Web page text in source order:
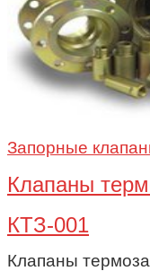
Запорные
Клапаны
КТЗ-001
Клапаны